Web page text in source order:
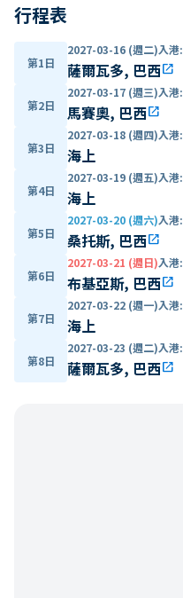
行程表
第1日
2027-03-16 (週二)入港:
薩爾瓦多, 巴西open_in_new
第2日
2027-03-17 (週三)入港:
馬賽奧, 巴西open_in_new
第3日
2027-03-18 (週四)入港:
海上
第4日
2027-03-19 (週五)入港:
海上
第5日
2027-03-20 (週六)入港:
桑托斯, 巴西open_in_new
第6日
2027-03-21 (週日)入港:
布基亞斯, 巴西open_in_new
第7日
2027-03-22 (週一)入港:
海上
第8日
2027-03-23 (週二)入港:
薩爾瓦多, 巴西open_in_new